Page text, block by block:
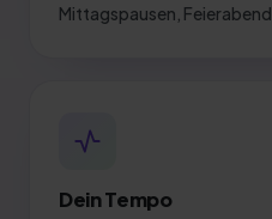
Mittagspausen, Feierabend.
Dein Tempo